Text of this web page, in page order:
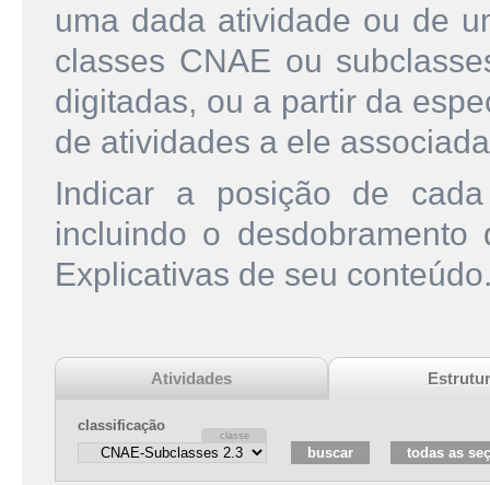
uma dada atividade ou de
classes CNAE ou
digitadas, ou a partir da
de atividades a ele
Indicar a posição de
incluindo o
Explicativas de seu
Atividades
classificação